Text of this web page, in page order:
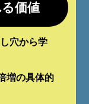
価値
穴から学
増の具体的